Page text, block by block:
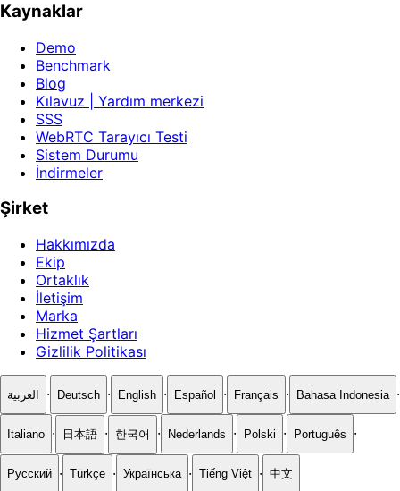
Kaynaklar
Demo
Benchmark
Blog
Kılavuz | Yardım merkezi
SSS
WebRTC Tarayıcı Testi
Sistem Durumu
İndirmeler
Şirket
Hakkımızda
Ekip
Ortaklık
İletişim
Marka
Hizmet Şartları
Gizlilik Politikası
العربية · Deutsch · English · Español · Français · Bahasa Indonesia ·
Italiano · 日本語 · 한국어 · Nederlands · Polski · Português ·
Русский · Türkçe · Українська · Tiếng Việt · 中文